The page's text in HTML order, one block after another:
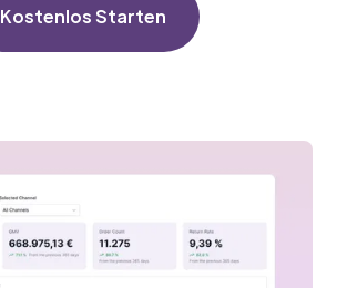
Kostenlos Starten